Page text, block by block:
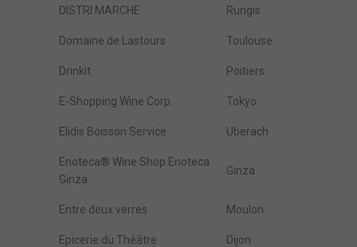
DISTRI MARCHE Rungis
Domaine de Lastours Toulouse
Drinkit Poitiers
E-Shopping Wine Corp. Tokyo
Elidis Boisson Service Uberach
Enoteca® Wine Shop Enoteca
Ginza
Ginza
Entre deux verres Moulon
Epicerie du Théâtre Dijon